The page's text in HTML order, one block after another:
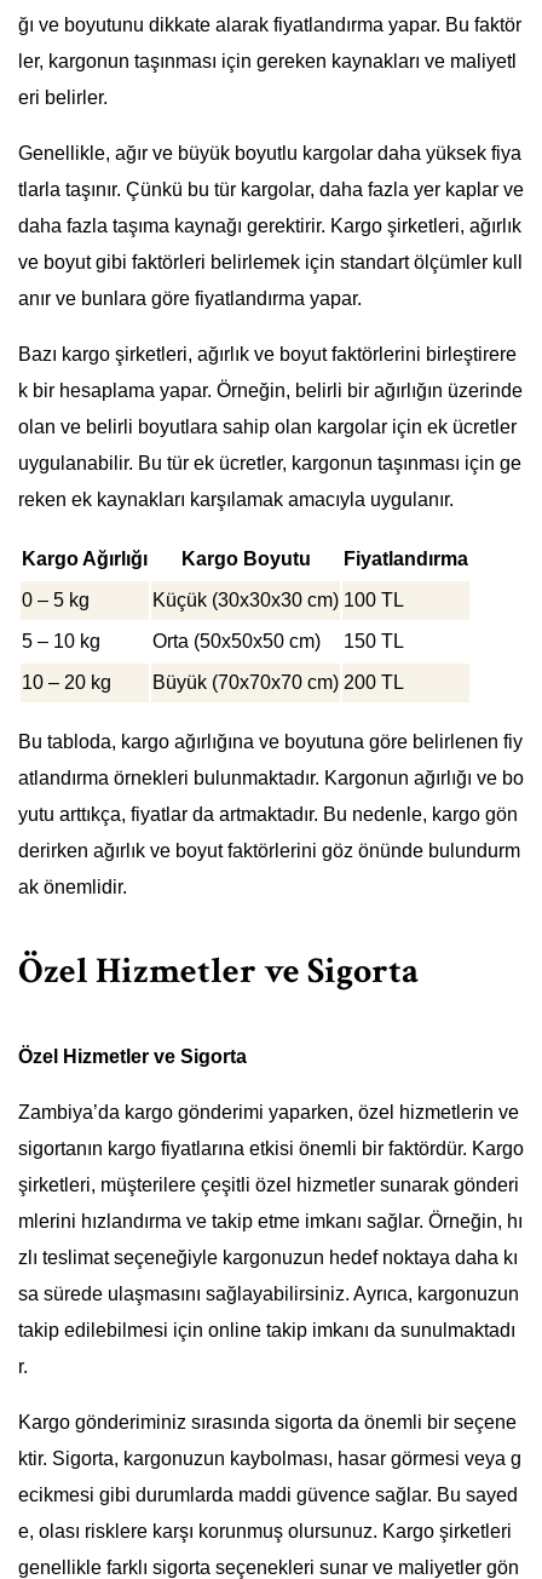
ğı ve boyutunu dikkate alarak fiyatlandırma yapar. Bu faktör
ler, kargonun taşınması için gereken kaynakları ve maliyetl
eri belirler.
Genellikle, ağır ve büyük boyutlu kargolar daha yüksek fiya
tlarla taşınır. Çünkü bu tür kargolar, daha fazla yer kaplar ve
daha fazla taşıma kaynağı gerektirir. Kargo şirketleri, ağırlık
ve boyut gibi faktörleri belirlemek için standart ölçümler kull
anır ve bunlara göre fiyatlandırma yapar.
Bazı kargo şirketleri, ağırlık ve boyut faktörlerini birleştirere
k bir hesaplama yapar. Örneğin, belirli bir ağırlığın üzerinde
olan ve belirli boyutlara sahip olan kargolar için ek ücretler
uygulanabilir. Bu tür ek ücretler, kargonun taşınması için ge
reken ek kaynakları karşılamak amacıyla uygulanır.
Kargo Ağırlığı Kargo Boyutu
Fiyatlandırma
0 – 5 kg
Küçük (30x30x30 cm) 100 TL
5 – 10 kg
Orta (50x50x50 cm)
150 TL
10 – 20 kg
Büyük (70x70x70 cm) 200 TL
Bu tabloda, kargo ağırlığına ve boyutuna göre belirlenen fiy
atlandırma örnekleri bulunmaktadır. Kargonun ağırlığı ve bo
yutu arttıkça, fiyatlar da artmaktadır. Bu nedenle, kargo gön
derirken ağırlık ve boyut faktörlerini göz önünde bulundurm
ak önemlidir.
Özel Hizmetler ve Sigorta
Özel Hizmetler ve Sigorta
Zambiya’da kargo gönderimi yaparken, özel hizmetlerin ve
sigortanın kargo fiyatlarına etkisi önemli bir faktördür. Kargo
şirketleri, müşterilere çeşitli özel hizmetler sunarak gönderi
mlerini hızlandırma ve takip etme imkanı sağlar. Örneğin, hı
zlı teslimat seçeneğiyle kargonuzun hedef noktaya daha kı
sa sürede ulaşmasını sağlayabilirsiniz. Ayrıca, kargonuzun
takip edilebilmesi için online takip imkanı da sunulmaktadı
r.
Kargo gönderiminiz sırasında sigorta da önemli bir seçene
ktir. Sigorta, kargonuzun kaybolması, hasar görmesi veya g
ecikmesi gibi durumlarda maddi güvence sağlar. Bu sayed
e, olası risklere karşı korunmuş olursunuz. Kargo şirketleri
genellikle farklı sigorta seçenekleri sunar ve maliyetler gön